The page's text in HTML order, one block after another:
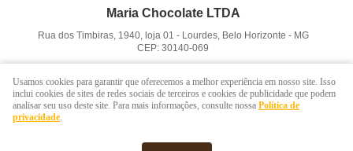
Maria Chocolate LTDA
Rua dos Timbiras, 1940, loja 01 - Lourdes, Belo Horizonte - MG
CEP: 30140-069
LOJA VIRTUAL CRIADA POR
Usamos cookies para garantir que oferecemos a melhor experiência em nosso site. Isso
inclui cookies de sites de redes sociais de terceiros e cookies de publicidade que podem
analisar seu uso deste site. Para mais informações, consulte nossa Política de
privacidade.